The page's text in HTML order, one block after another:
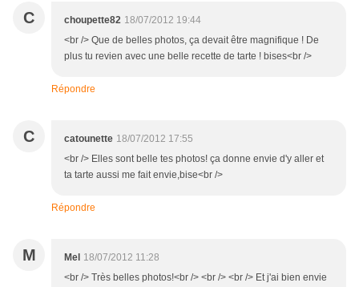
C choupette82 18/07/2012 19:44
<br /> Que de belles photos, ça devait être magnifique ! De
plus tu revien avec une belle recette de tarte ! bises<br />
Répondre
C catounette 18/07/2012 17:55
<br /> Elles sont belle tes photos! ça donne envie d'y aller et
ta tarte aussi me fait envie,bise<br />
Répondre
M Mel 18/07/2012 11:28
<br /> Très belles photos!<br /> <br /> <br /> Et j'ai bien envie